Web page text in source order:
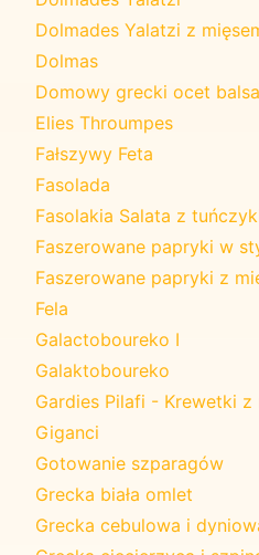
Dolmades Yalatzi z
Dolmas
Domowy grecki ocet
Elies Throumpes
Fałszywy Feta
Fasolada
Fasolakia Salata z
Faszerowane papryki w
Faszerowane papryki z
Fela
Galactoboureko I
Galaktoboureko
Gardies Pilafi - Krewetki z
Giganci
Gotowanie szparagów
Grecka biała omlet
Grecka cebulowa i